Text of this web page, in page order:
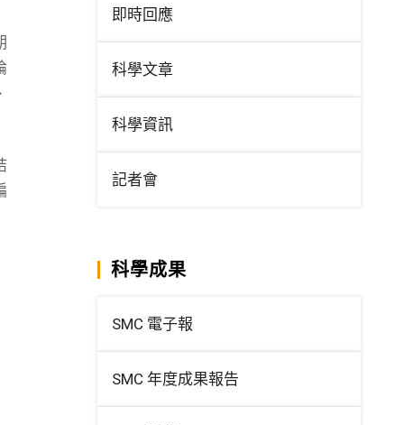
即時回應
科學文章
科學資訊
記者會
科學成果
SMC 電子報
SMC 年度成果報告